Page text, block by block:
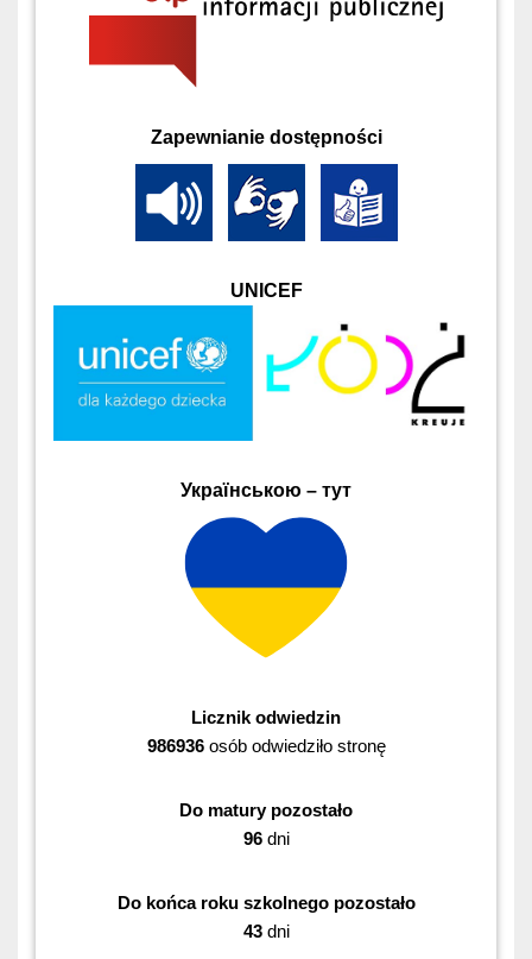
Zapewnianie dostępności
UNICEF
Українською – тут
Licznik odwiedzin
986936osób odwiedziło stronę
Do matury pozostało
96dni
Do końca roku szkolnego pozostało
43dni